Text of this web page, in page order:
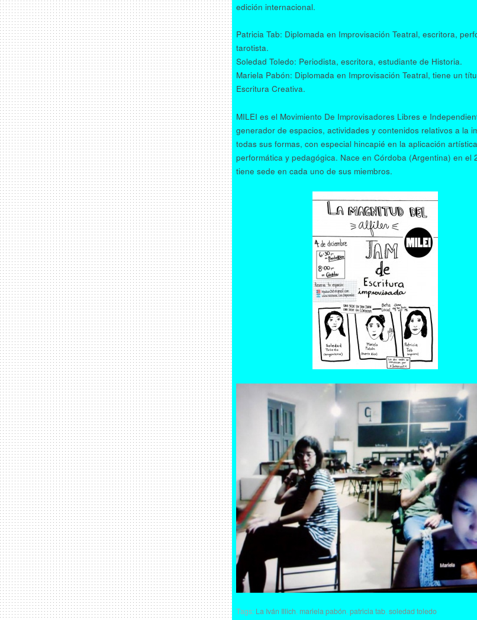
edición internacional.
Patricia Tab: Diplomada en Improvisación Teatral, escritora,
tarotista.
Soledad Toledo: Periodista, escritora, estudiante de Historia.
Mariela Pabón: Diplomada en Improvisación Teatral, tiene un
Escritura Creativa.
MILEI es el Movimiento De Improvisadores Libres e
generador de espacios, actividades y contenidos relativos a la
todas sus formas, con especial hincapié en la aplicación
performática y pedagógica. Nace en Córdoba (Argentina) en el
tiene sede en cada uno de sus miembros.
Tags: La Iván Illich, mariela pabón,patricia tab,soledad toledo